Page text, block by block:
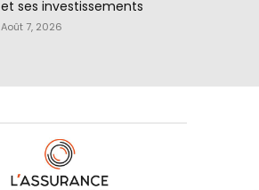
et ses investissements
Août 7, 2026